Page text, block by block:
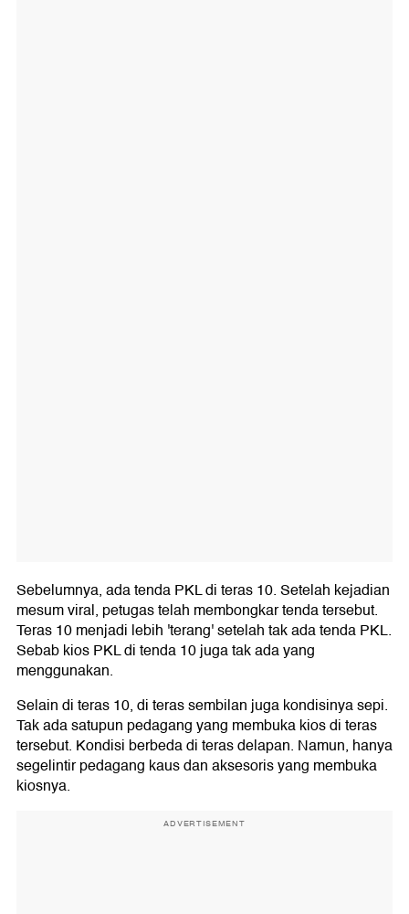
Sebelumnya, ada tenda PKL di teras 10. Setelah kejadian
mesum viral, petugas telah membongkar tenda tersebut.
Teras 10 menjadi lebih 'terang' setelah tak ada tenda PKL.
Sebab kios PKL di tenda 10 juga tak ada yang
menggunakan.
Selain di teras 10, di teras sembilan juga kondisinya sepi.
Tak ada satupun pedagang yang membuka kios di teras
tersebut. Kondisi berbeda di teras delapan. Namun, hanya
segelintir pedagang kaus dan aksesoris yang membuka
kiosnya.
ADVERTISEMENT